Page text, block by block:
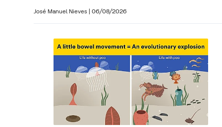
José Manuel Nieves | 06/08/2026